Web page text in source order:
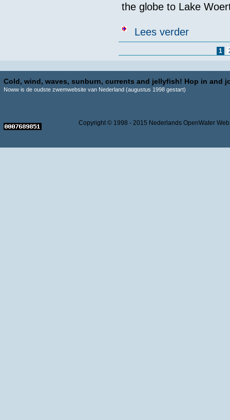
the globe to Lake
Lees verderover
1
Cold, wind, waves, sunburn, currents and jellyfish! Hop in and
Noww is de oudste zwemwebsite van Nederland (augustus 1998 gestart)
Copyright © 1998 - 2015 Nederlands OpenWater